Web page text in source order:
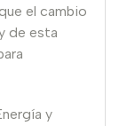
el cambio
de esta
y